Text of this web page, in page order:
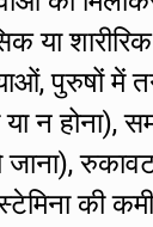
या
पुरुषों में
न होना),
जाना),
की